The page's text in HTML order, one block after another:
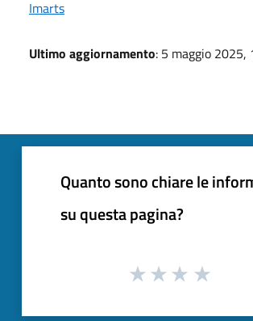
Imarts
Ultimo aggiornamento: 5 maggio 2025,
Quanto sono chiare le
su questa pagina?